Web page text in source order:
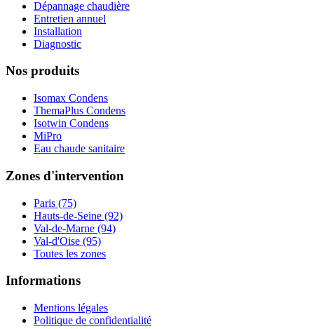
Dépannage chaudière
Entretien annuel
Installation
Diagnostic
Nos produits
Isomax Condens
ThemaPlus Condens
Isotwin Condens
MiPro
Eau chaude sanitaire
Zones d'intervention
Paris (75)
Hauts-de-Seine (92)
Val-de-Marne (94)
Val-d'Oise (95)
Toutes les zones
Informations
Mentions légales
Politique de confidentialité